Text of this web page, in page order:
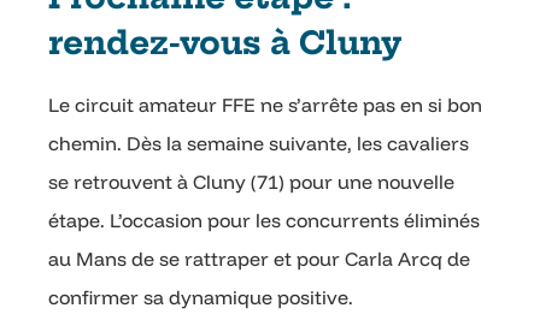
rendez-vous à Cluny
Le circuit amateur FFE ne s’arrête pas en si bon
chemin. Dès la semaine suivante, les cavaliers
se retrouvent à Cluny (71) pour une nouvelle
étape. L’occasion pour les concurrents éliminés
au Mans de se rattraper et pour Carla Arcq de
confirmer sa dynamique positive.